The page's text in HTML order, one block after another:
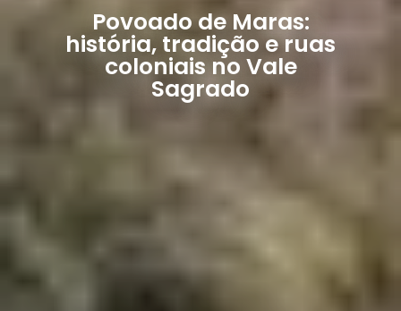
Povoado de Maras:
história, tradição e ruas
coloniais no Vale
Sagrado